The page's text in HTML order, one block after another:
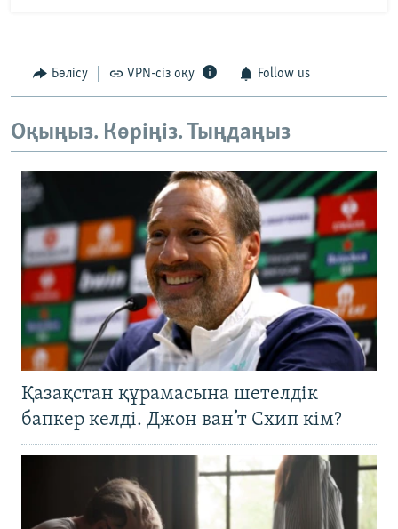
Бөлісу VPN-сіз оқу Follow us
Оқыңыз. Көріңіз. Тыңдаңыз
Қазақстан құрамасына шетелдік
бапкер келді. Джон ван’т Схип кім?